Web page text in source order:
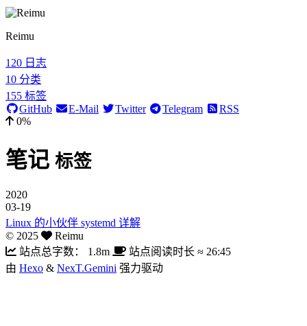
Reimu
120 日志
10 分类
155 标签
GitHub
E-Mail Twitter Telegram
RSS
0%
笔记 标签
2020
03-19
Linux 的小伙伴 systemd 详解
© 2025
Reimu
站点总字数：
1.8m 站点阅读时长 ≈ 26:45
由 Hexo & NexT.Gemini 强力驱动